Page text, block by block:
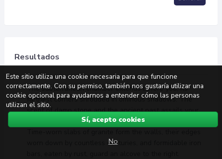
Resultados
The subterranean chamber extends before you, its
farthest corners shrouded in ominous shadows. The
scent of damp stone and the ancient past assails your
senses, undercut by the distinct aroma of metallic rust.
worn down by countless centuries, and formidable iron
Este sitio utiliza una cookie necesaria para que funcione
correctamente. Con su permiso, también nos gustaría utilizar una
cookie opcional para ayudarnos a entender cómo las personas
utilizan el sitio.
Sí, acepto cookies
No